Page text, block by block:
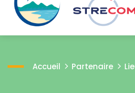
Accueil Partenaire